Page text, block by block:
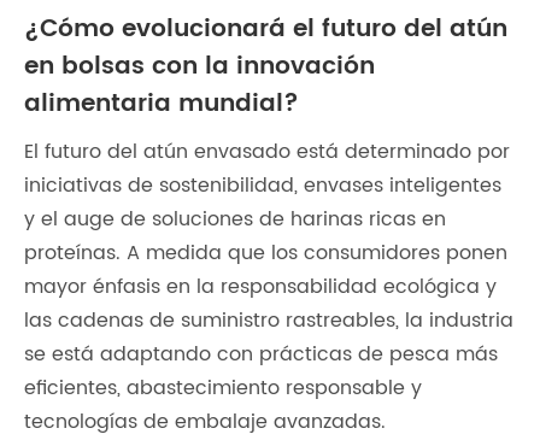
¿Cómo evolucionará el futuro del atún
en bolsas con la innovación
alimentaria mundial?
El futuro del atún envasado está determinado por
iniciativas de sostenibilidad, envases inteligentes
y el auge de soluciones de harinas ricas en
proteínas. A medida que los consumidores ponen
mayor énfasis en la responsabilidad ecológica y
las cadenas de suministro rastreables, la industria
se está adaptando con prácticas de pesca más
eficientes, abastecimiento responsable y
tecnologías de embalaje avanzadas.